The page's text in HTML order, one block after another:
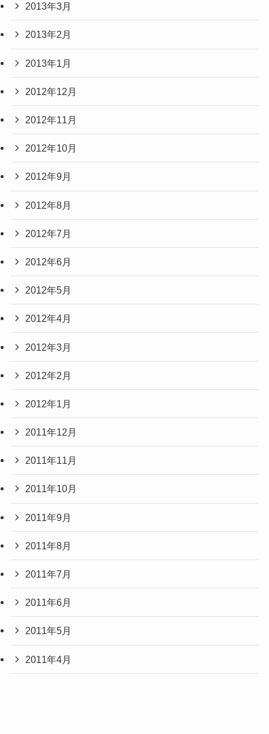
2013年3月
2013年2月
2013年1月
2012年12月
2012年11月
2012年10月
2012年9月
2012年8月
2012年7月
2012年6月
2012年5月
2012年4月
2012年3月
2012年2月
2012年1月
2011年12月
2011年11月
2011年10月
2011年9月
2011年8月
2011年7月
2011年6月
2011年5月
2011年4月